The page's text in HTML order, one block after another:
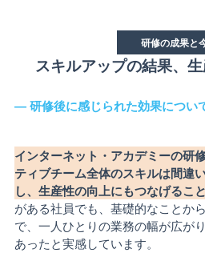
研修の成果と
スキルアップの結果、
― 研修後に感じられた効果につい
インターネット・アカデミーの研
ティブチーム全体のスキルは間違
し、生産性の向上にもつなげるこ
がある社員でも、基礎的なことか
で、一人ひとりの業務の幅が広が
あったと実感しています。